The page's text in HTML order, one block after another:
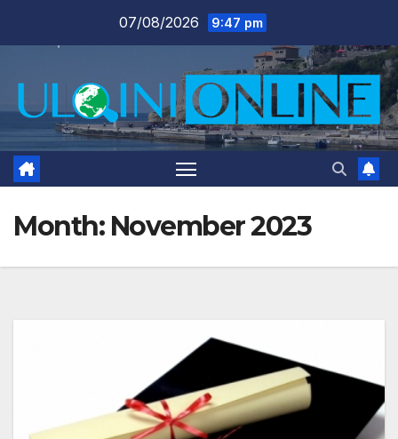
07/08/2026 9:47 pm
Month: November 2023